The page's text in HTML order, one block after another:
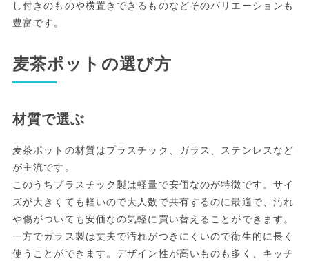
し付きのものや横置きできるものなどそのバリエーションも
豊富です。
麦茶ポットの選び方
材質で選ぶ
麦茶ポットの材質はプラスチック、ガラス、ステンレスなど
が主流です。
このうちプラスチック製は軽量で安価なのが特徴です。サイ
ズが大きくても軽いので大人数で共有するのに最適で、汚れ
や傷がついても安価なの気軽に買い替えることができます。
一方でガラス製は丈夫で汚れがつきにくいので衛生的に長く
使うことができます。デザイン性が高いものも多く、キッチ